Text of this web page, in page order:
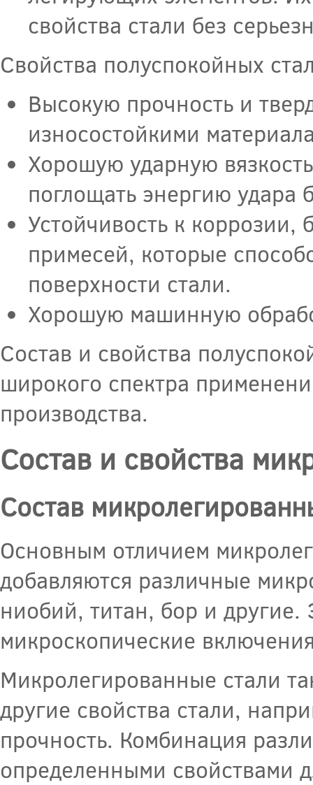
свойства стали без
Свойства полуспокойных
Высокую прочность и
износостойкими
Хорошую ударную
поглощать энергию
Устойчивость к
примесей, которые
поверхности стали.
Хорошую машинную
Состав и свойства
широкого спектра
производства.
Состав и свойства
Состав
Основным отличием
добавляются различные
ниобий, титан, бор и другие.
микроскопические
Микролегированные стали
другие свойства стали,
прочность. Комбинация
определенными свойствами